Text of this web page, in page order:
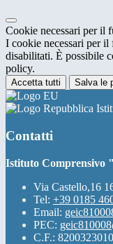
Cookie necessari per il
I cookie necessari per il
disabilitati. È possibile
policy.
Accetta tutti Salva le
Contatti
Istituto Comprensivo
Via Castello,16
Tel: +39 0185
Email:
PEC:
C.F.: